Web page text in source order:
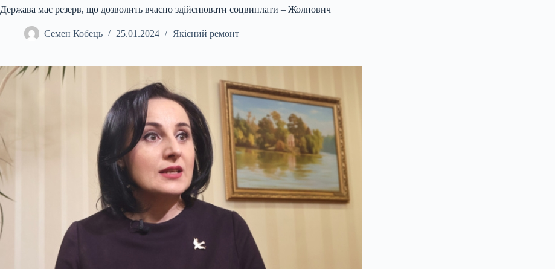
Держава має резерв, що дозволить вчасно здійснювати соцвиплати – Жолнович
Семен Кобець 25.01.2024 Якісний ремонт